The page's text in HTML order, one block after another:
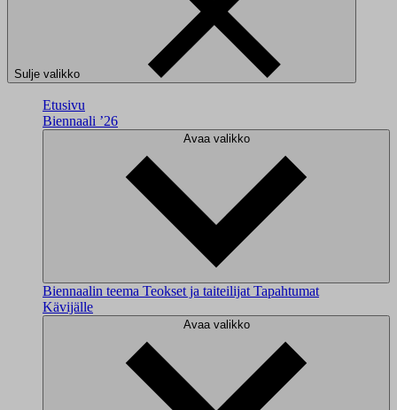
Sulje valikko
Etusivu
Biennaali ’26
Avaa valikko
Biennaalin teema Teokset ja taiteilijat Tapahtumat
Kävijälle
Avaa valikko